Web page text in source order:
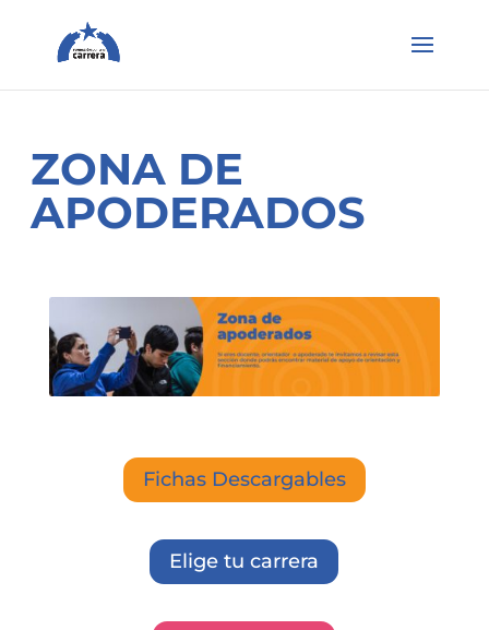
ZONA DE
APODERADOS
Fichas Descargables
Elige tu carrera